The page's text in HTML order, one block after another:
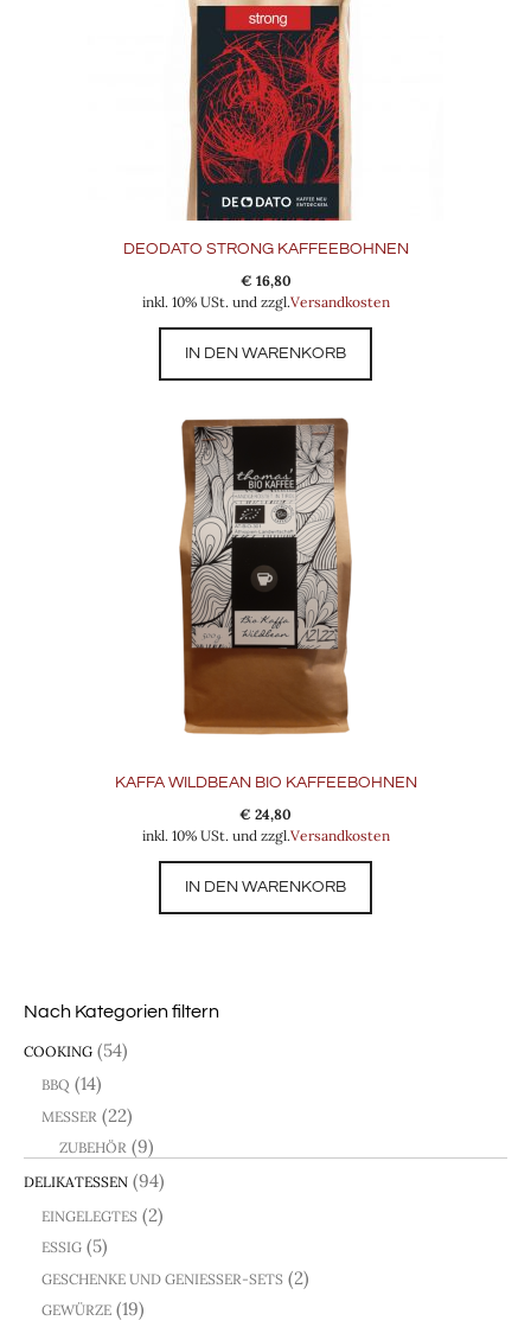
DEODATO STRONG KAFFEEBOHNEN
€ 16,80
inkl. 10% USt. und zzgl.Versandkosten
IN DEN WARENKORB
KAFFA WILDBEAN BIO KAFFEEBOHNEN
€ 24,80
inkl. 10% USt. und zzgl.Versandkosten
IN DEN WARENKORB
Nach Kategorien filtern
COOKING (54)
BBQ (14)
MESSER (22)
ZUBEHÖR (9)
DELIKATESSEN (94)
EINGELEGTES (2)
ESSIG (5)
GESCHENKE UND GENIESSER-SETS (2)
GEWÜRZE (19)